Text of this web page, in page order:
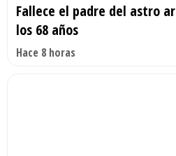
Fallece el padre del astro
los 68 años
Hace 8 horas